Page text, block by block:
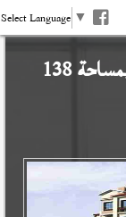
Select Language ▼
بمساحة 138